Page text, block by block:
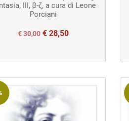
III, β-ζ, a cura di Leone
Porciani
Il
originale
era:
€ 30,00.
€30,00Il
attuale
è:
€ 30,00.
€ 28,50